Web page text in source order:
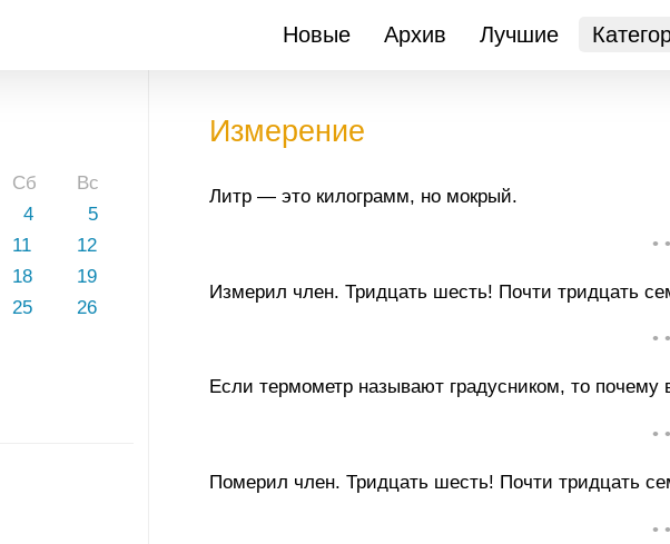
Новые Архив Лучшие
Сб
Вс
4
5
11
12
18
19
25
26
Измерение
Литр — это килограмм, но мокрый.
•
Измерил член. Тридцать шесть! Почти тридцать
•
Если термометр называют градусником, то
•
Померил член. Тридцать шесть! Почти тридцать
•